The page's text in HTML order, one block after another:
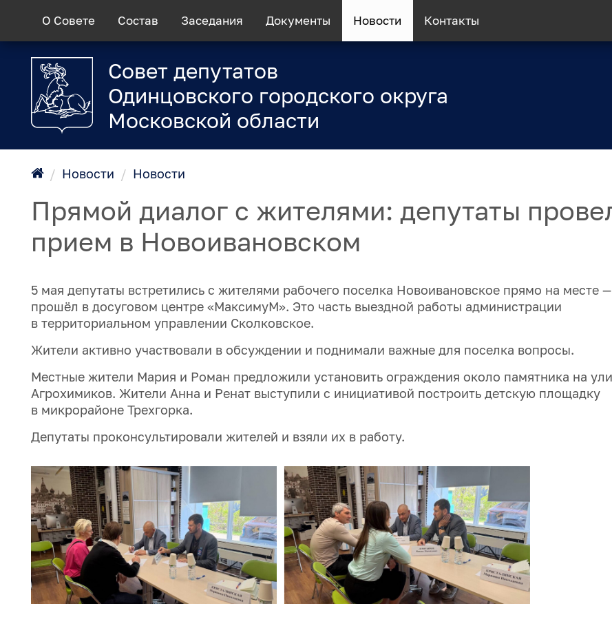
О Совете Состав Заседания Документы Новости Контакты
Совет депутатов
Одинцовского городского округа
Московской области
/ Новости / Новости
Прямой диалог с жителями: депутаты
прием в Новоивановском
5 мая депутаты встретились с жителями рабочего поселка Новоивановское прямо на месте
прошёл в досуговом центре «МаксимуМ». Это часть выездной работы администрации
в территориальном управлении Сколковское.
Жители активно участвовали в обсуждении и поднимали важные для поселка вопросы.
Местные жители Мария и Роман предложили установить ограждения около памятника на
Агрохимиков. Жители Анна и Ренат выступили с инициативой построить детскую площадку
в микрорайоне Трехгорка.
Депутаты проконсультировали жителей и взяли их в работу.